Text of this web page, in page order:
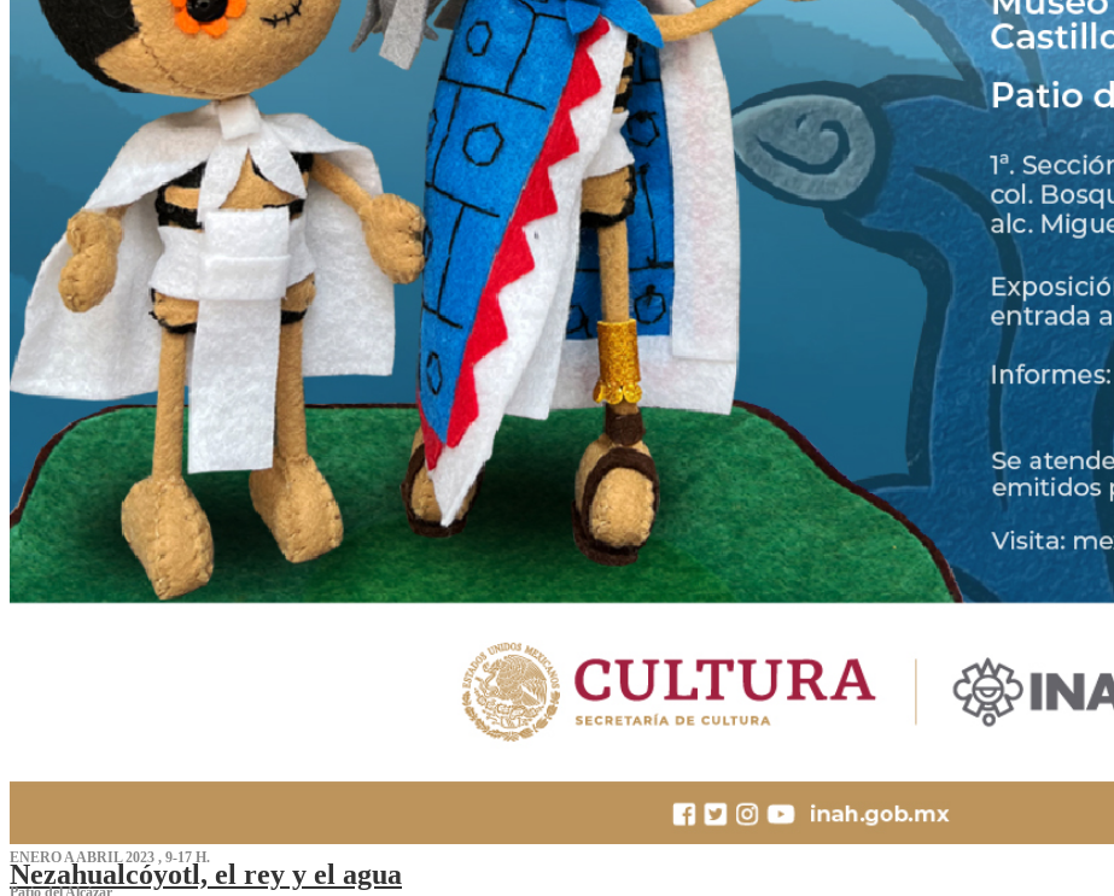
ENERO A ABRIL 2023 , 9-17 H.
Nezahualcóyotl, el rey y el agua